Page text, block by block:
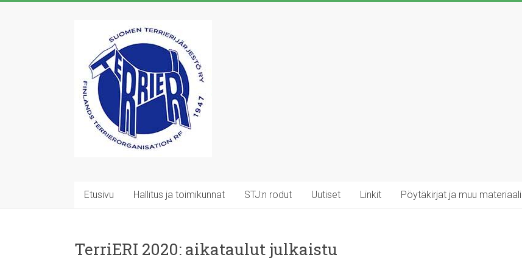
Suomen
Terrierijärjestö
ry
23
terrierirodun
rotujärjestö
Etusivu Hallitus ja toimikunnat STJ:n rodut Uutiset Linkit Pöytäkirjat ja muu materiaali
TerriERI 2020: aikataulut julkaistu